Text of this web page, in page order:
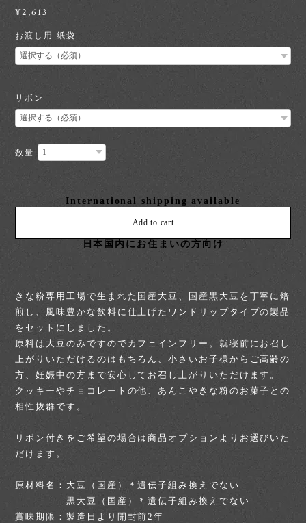
¥2,613
お渡し用 紙袋
リボン
数量
International shipping available
Add to cart
日本国内にお住まいの方向け
きな粉専用工場で生まれた国産大豆、国産黒大豆を丁寧に焙
煎し、風味豊かな飲料に仕上げたワンドリップタイプの製品
をセットにしました。
原料は大豆のみですのでカフェインフリー。就寝前にお召し
上がりいただけるのはもちろん、小さいお子様からご高齢の
方、妊娠中の方まで安心してお召し上がりいただけます。
クッキーやチョコレートの他、あんこやきな粉のお菓子との
相性抜群です。
リボン付きをご希望の場合は商品オプションよりお選びいた
だけます。
原材料名：大豆（国産）＊遺伝子組み換えでない
黒大豆（国産）＊遺伝子組み換えでない
賞味期限：製造日より開封前2年